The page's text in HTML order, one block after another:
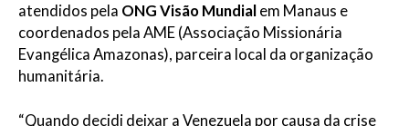
atendidos pela ONG Visão Mundial em Manaus e
coordenados pela AME (Associação Missionária
Evangélica Amazonas), parceira local da organização
humanitária.
“Quando decidi deixar a Venezuela por causa da crise